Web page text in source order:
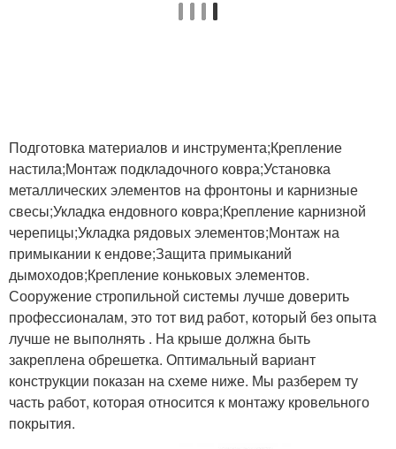
Подготовка материалов и инструмента;Крепление
настила;Монтаж подкладочного ковра;Установка
металлических элементов на фронтоны и карнизные
свесы;Укладка ендовного ковра;Крепление карнизной
черепицы;Укладка рядовых элементов;Монтаж на
примыкании к ендове;Защита примыканий
дымоходов;Крепление коньковых элементов.
Сооружение стропильной системы лучше доверить
профессионалам, это тот вид работ, который без опыта
лучше не выполнять . На крыше должна быть
закреплена обрешетка. Оптимальный вариант
конструкции показан на схеме ниже. Мы разберем ту
часть работ, которая относится к монтажу кровельного
покрытия.